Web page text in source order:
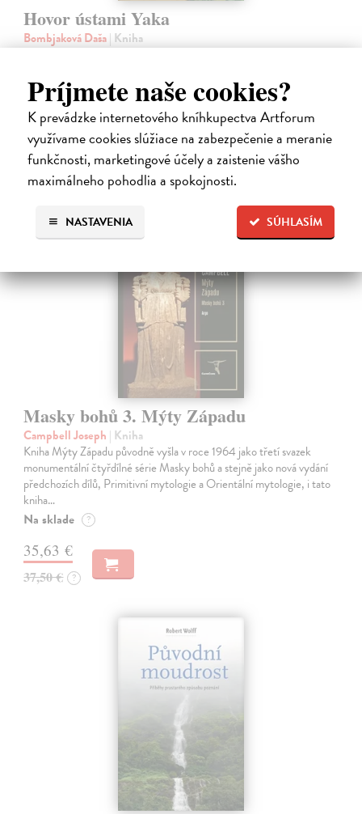
Príjmete naše cookies?
K prevádzke internetového kníhkupectva Artforum
využívame cookies slúžiace na zabezpečenie a meranie
funkčnosti, marketingové účely a zaistenie vášho
maximálneho pohodlia a spokojnosti.
SÚHLASÍM
NASTAVENIA
Hovor ústami Yaka
Bombjaková Daša| Kniha
zdieľaní múdrosti a dozrievaní.
Na sklade
16,06 €
16,90 € ?
na sklade
Masky bohů 3. Mýty Západu
Campbell Joseph | Kniha
Kniha Mýty Západu původně vyšla v roce 1964 jako třetí svazek
monumentální čtyřdílné série Masky bohů a stejně jako nová vydání
předchozích dílů, Primitivní mytologie a Orientální mytologie, i tato
kniha…
Na sklade ?
35,63 €
37,50 € ?